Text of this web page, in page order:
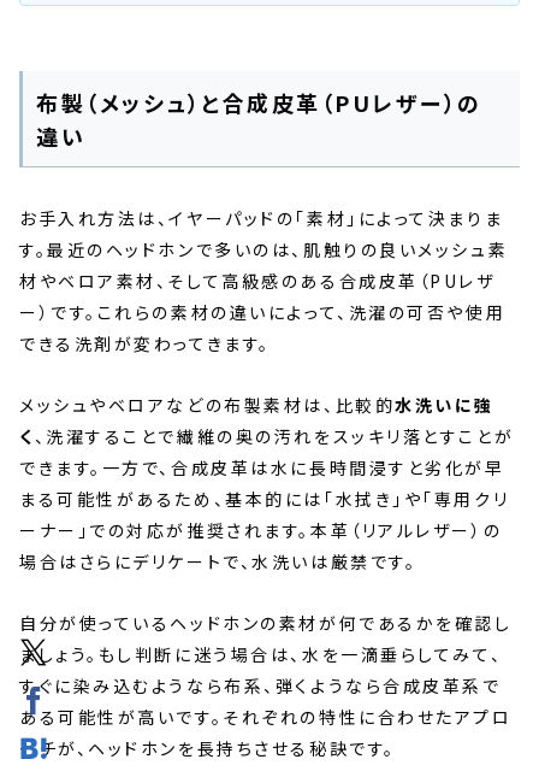
布製（メッシュ）と合成皮革（PUレザー）の
違い
お手入れ方法は、イヤーパッドの「素材」によって決まりま
す。最近のヘッドホンで多いのは、肌触りの良いメッシュ素
材やベロア素材、そして高級感のある合成皮革（PUレザ
ー）です。これらの素材の違いによって、洗濯の可否や使用
できる洗剤が変わってきます。
メッシュやベロアなどの布製素材は、比較的水洗いに強
く 、洗濯することで繊維の奥の汚れをスッキリ落とすことが
できます。一方で、合成皮革は水に長時間浸すと劣化が早
まる可能性があるため、基本的には「水拭き」や「専用クリ
ーナー」での対応が推奨されます。本革（リアルレザー）の
場合はさらにデリケートで、水洗いは厳禁です。
自分が使っているヘッドホンの素材が何であるかを確認し
ましょう。もし判断に迷う場合は、水を一滴垂らしてみて、
すぐに染み込むようなら布系、弾くようなら合成皮革系で
ある可能性が高いです。それぞれの特性に合わせたアプロ
ーチが、ヘッドホンを長持ちさせる秘訣です。